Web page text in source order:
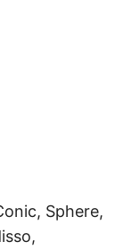
Sphere,